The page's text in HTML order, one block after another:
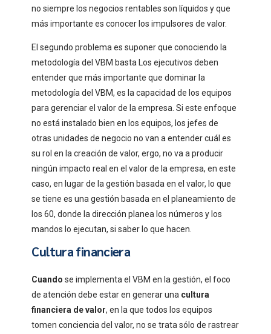
no siempre los negocios rentables son líquidos y que
más importante es conocer los impulsores de valor.
El segundo problema es suponer que conociendo la
metodología del VBM basta Los ejecutivos deben
entender que más importante que dominar la
metodología del VBM, es la capacidad de los equipos
para gerenciar el valor de la empresa. Si este enfoque
no está instalado bien en los equipos, los jefes de
otras unidades de negocio no van a entender cuál es
su rol en la creación de valor, ergo, no va a producir
ningún impacto real en el valor de la empresa, en este
caso, en lugar de la gestión basada en el valor, lo que
se tiene es una gestión basada en el planeamiento de
los 60, donde la dirección planea los números y los
mandos lo ejecutan, si saber lo que hacen.
Cultura financiera
Cuandose implementa el VBM en la gestión, el foco
de atención debe estar en generar una cultura
financiera de valor, en la que todos los equipos
tomen conciencia del valor, no se trata sólo de rastrear